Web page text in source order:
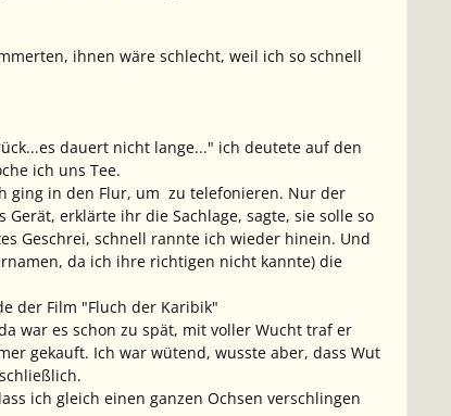
ihnen wäre schlecht, weil ich so schnell
dauert nicht lange..." ich deutete auf den
ich uns Tee.
ging in den Flur, um zu telefonieren. Nur der
erklärte ihr die Sachlage, sagte, sie solle so
Geschrei, schnell rannte ich wieder hinein. Und
da ich ihre richtigen nicht kannte) die
der Film "Fluch der Karibik"
war es schon zu spät, mit voller Wucht traf er
gekauft. Ich war wütend, wusste aber, dass Wut
ich gleich einen ganzen Ochsen verschlingen